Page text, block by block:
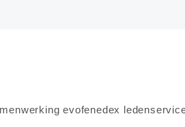
evofenedex